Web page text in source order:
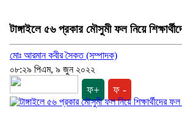
টাঙ্গাইলে ৫৬ প্রকার মৌসুমী ফল নিয়ে
মোঃ আরমান কবীর সৈকত (সম্পাদক)
০৮:২৯ পিএম, ৯ জুন ২০২২
ফ+ ফ -